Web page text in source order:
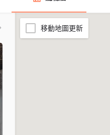
移動地圖更新